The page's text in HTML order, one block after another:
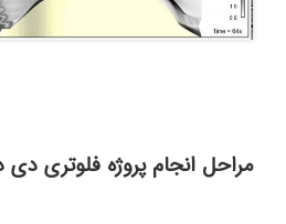
مراحل انجام پروژه فلوتری